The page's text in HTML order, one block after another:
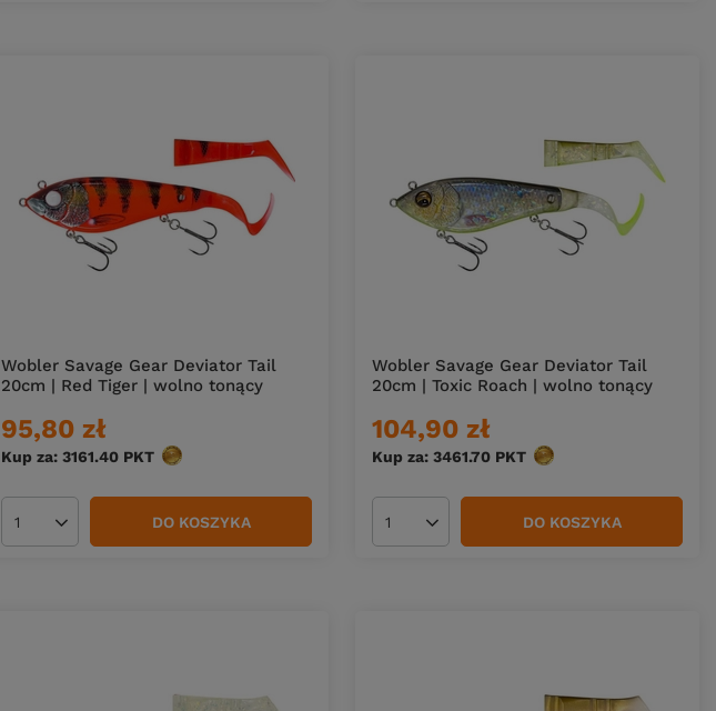
Wobler Savage Gear Deviator Tail
20cm | Red Tiger | wolno tonący
95,80 zł
Kup za: 3161.40 PKT punktów
Ilość produktów DO KOSZYKA
Wobler Savage Gear Deviator Tail
20cm | Toxic Roach | wolno tonący
104,90 zł
Kup za: 3461.70 PKT punktów
Ilość produktów DO KOSZYKA